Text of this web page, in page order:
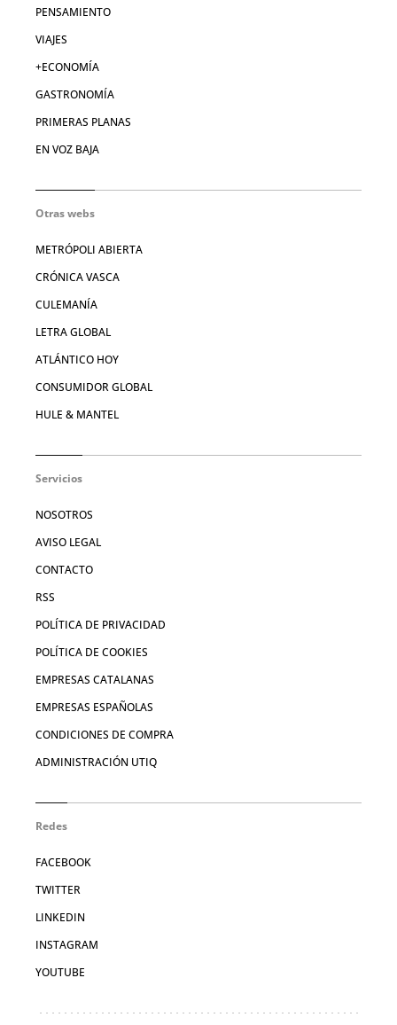
PENSAMIENTO
VIAJES
+ECONOMÍA
GASTRONOMÍA
PRIMERAS PLANAS
EN VOZ BAJA
Otras webs
METRÓPOLI ABIERTA
CRÓNICA VASCA
CULEMANÍA
LETRA GLOBAL
ATLÁNTICO HOY
CONSUMIDOR GLOBAL
HULE & MANTEL
Servicios
NOSOTROS
AVISO LEGAL
CONTACTO
RSS
POLÍTICA DE PRIVACIDAD
POLÍTICA DE COOKIES
EMPRESAS CATALANAS
EMPRESAS ESPAÑOLAS
CONDICIONES DE COMPRA
ADMINISTRACIÓN UTIQ
Redes
FACEBOOK
TWITTER
LINKEDIN
INSTAGRAM
YOUTUBE